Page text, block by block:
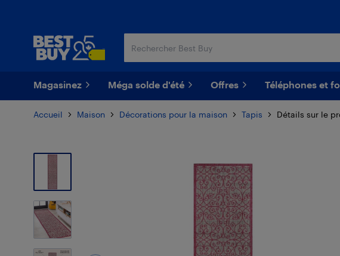
Magasinez Méga solde d'été Offres Téléphones et
Accueil Maison Décorations pour la maison Tapis Détails sur le